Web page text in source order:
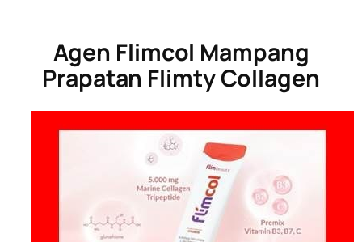
Agen Flimcol Mampang
Prapatan Flimty Collagen